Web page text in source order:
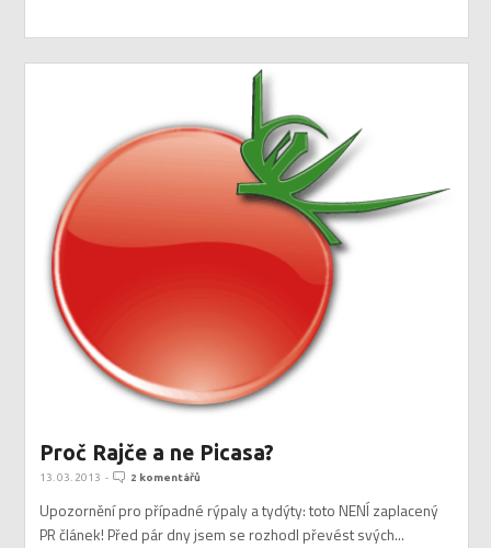
Proč Rajče a ne Picasa?
13. 03. 2013 - 2 komentářů
Upozornění pro případné rýpaly a tydýty: toto NENÍ zaplacený
PR článek! Před pár dny jsem se rozhodl převést svých...